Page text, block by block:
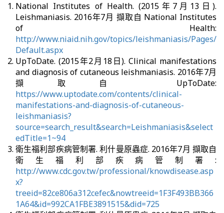
National Institutes of Health. (2015年7月13日).
Leishmaniasis. 2016年7月 擷取自 National Institutes
of Health:
http://www.niaid.nih.gov/topics/leishmaniasis/Pages/
Default.aspx
UpToDate. (2015年2月18日). Clinical manifestations
and diagnosis of cutaneous leishmaniasis. 2016年7月
擷取自 UpToDate:
https://www.uptodate.com/contents/clinical-
manifestations-and-diagnosis-of-cutaneous-
leishmaniasis?
source=search_result&search=Leishmaniasis&select
edTitle=1~94
衛生福利部疾病管制署. 利什曼原蟲症. 2016年7月 擷取自
衛生福利部疾病管制署:
http://www.cdc.gov.tw/professional/knowdisease.asp
x?
treeid=82ce806a312cefec&nowtreeid=1F3F493BB366
1A64&id=992CA1FBE3891515&did=725